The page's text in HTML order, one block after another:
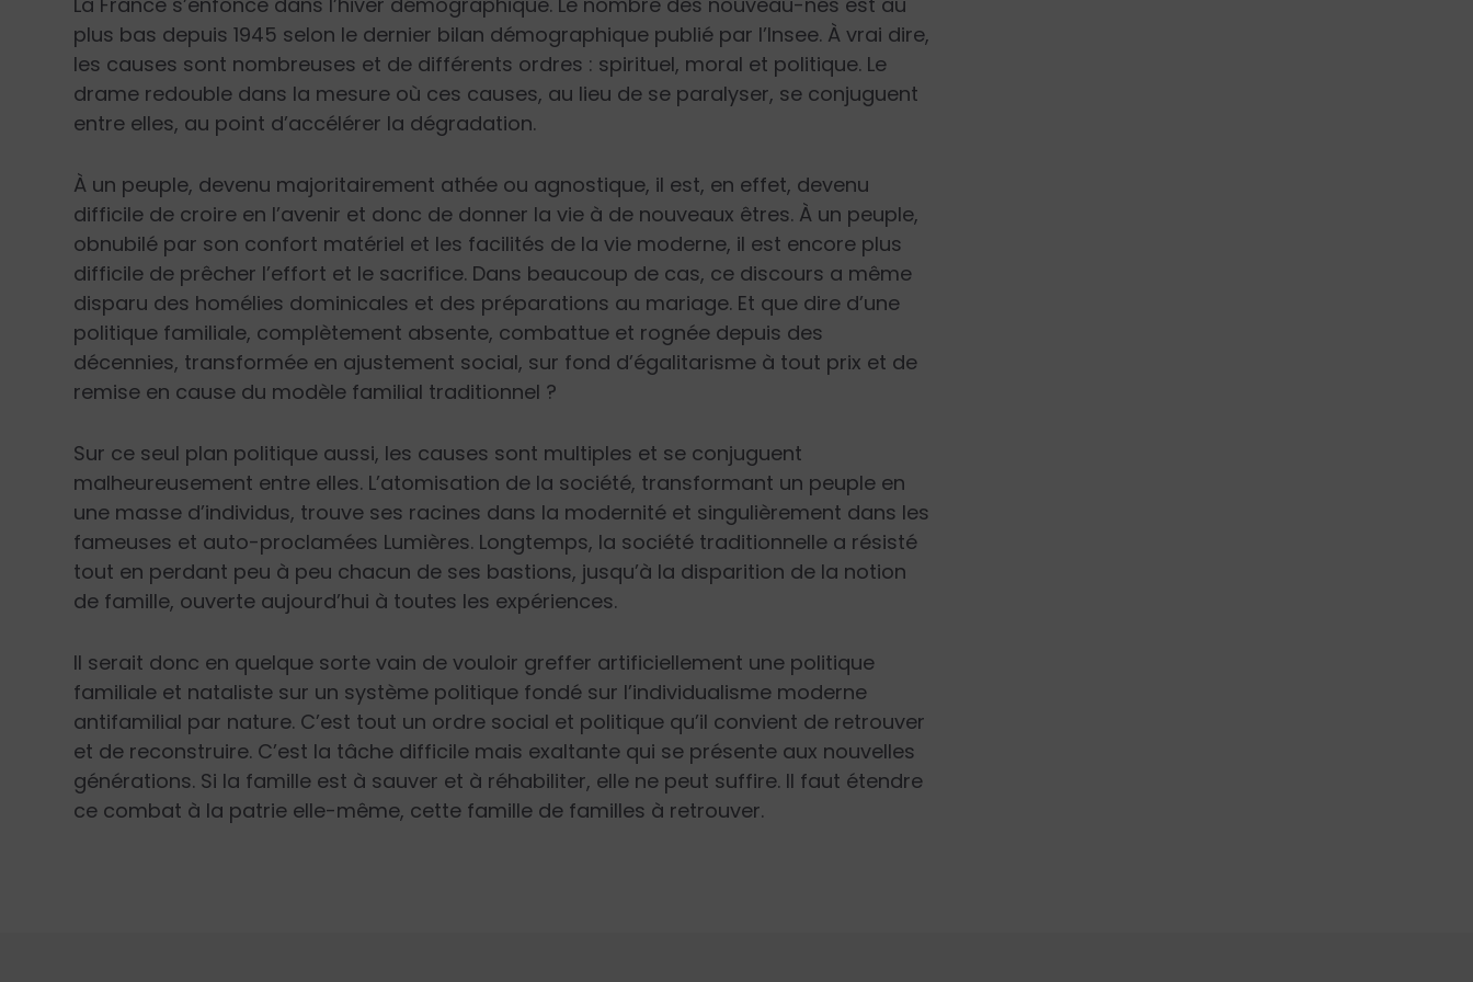
plus bas depuis 1945 selon le dernier bilan démographique publié par l’Insee. À vrai dire,
les causes sont nombreuses et de différents ordres : spirituel, moral et politique. Le
drame redouble dans la mesure où ces causes, au lieu de se paralyser, se conjuguent
entre elles, au point d’accélérer la dégradation.
À un peuple, devenu majoritairement athée ou agnostique, il est, en effet, devenu
difficile de croire en l’avenir et donc de donner la vie à de nouveaux êtres. À un peuple,
obnubilé par son confort matériel et les facilités de la vie moderne, il est encore plus
difficile de prêcher l’effort et le sacrifice. Dans beaucoup de cas, ce discours a même
disparu des homélies dominicales et des préparations au mariage. Et que dire d’une
politique familiale, complètement absente, combattue et rognée depuis des
décennies, transformée en ajustement social, sur fond d’égalitarisme à tout prix et de
remise en cause du modèle familial traditionnel ?
Sur ce seul plan politique aussi, les causes sont multiples et se conjuguent
malheureusement entre elles. L’atomisation de la société, transformant un peuple en
une masse d’individus, trouve ses racines dans la modernité et singulièrement dans les
fameuses et auto-proclamées Lumières. Longtemps, la société traditionnelle a résisté
tout en perdant peu à peu chacun de ses bastions, jusqu’à la disparition de la notion
de famille, ouverte aujourd’hui à toutes les expériences.
Il serait donc en quelque sorte vain de vouloir greffer artificiellement une politique
familiale et nataliste sur un système politique fondé sur l’individualisme moderne
antifamilial par nature. C’est tout un ordre social et politique qu’il convient de retrouver
et de reconstruire. C’est la tâche difficile mais exaltante qui se présente aux nouvelles
générations. Si la famille est à sauver et à réhabiliter, elle ne peut suffire. Il faut étendre
ce combat à la patrie elle-même, cette famille de familles à retrouver.